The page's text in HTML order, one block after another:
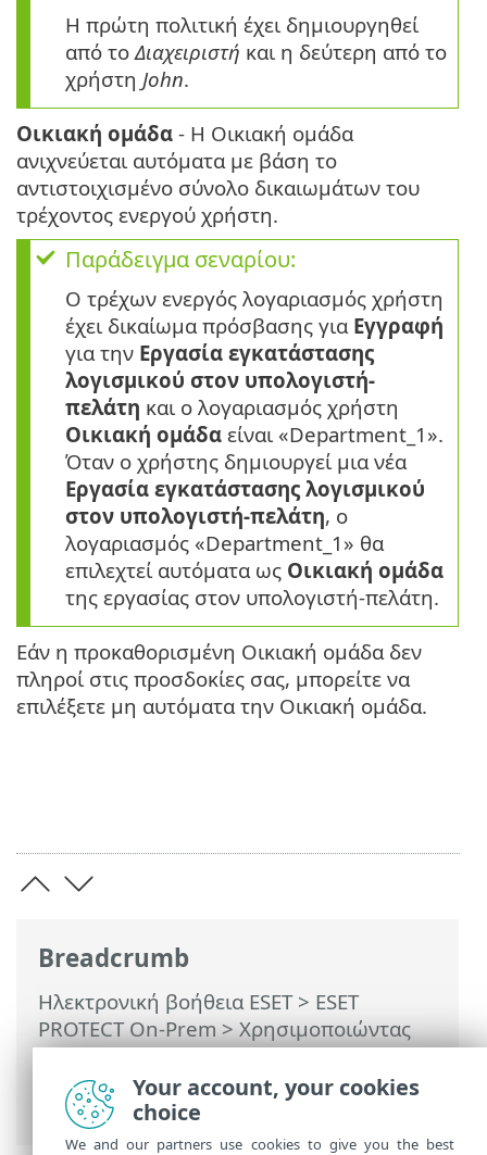
Breadcrumb
Ηλεκτρονική βοήθεια ESET> ESET
PROTECT On-Prem>Χρησιμοποιώντας
το ESET PROTECT On-Prem>ESET
PROTECT On-Prem Κύριο μενού >
Πολιτικές
> Σημαίες
Η πρώτη πολιτική έχει δημιουργηθεί
από τοΔιαχειριστή και η δεύτερη από το
χρήστη John.
Οικιακή ομάδα - Η Οικιακή ομάδα
ανιχνεύεται αυτόματα με βάση το
αντιστοιχισμένο σύνολο δικαιωμάτων του
τρέχοντος ενεργού χρήστη.
Παράδειγμα σεναρίου:
Ο τρέχων ενεργός λογαριασμός χρήστη
έχει δικαίωμα πρόσβασης για Εγγραφή
για την Εργασία εγκατάστασης
λογισμικού στον υπολογιστή-
πελάτη και ο λογαριασμός χρήστη
Οικιακή ομάδα είναι «Department_1».
Όταν ο χρήστης δημιουργεί μια νέα
Εργασία εγκατάστασης λογισμικού
στον υπολογιστή-πελάτη, ο
λογαριασμός «Department_1» θα
επιλεχτεί αυτόματα ως Οικιακή ομάδα
της εργασίας στον υπολογιστή-πελάτη.
Εάν η προκαθορισμένη Οικιακή ομάδα δεν
πληροί στις προσδοκίες σας, μπορείτε να
επιλέξετε μη αυτόματα την Οικιακή ομάδα.
Your account, your cookies
choice
We and our partners use cookies to give you the best